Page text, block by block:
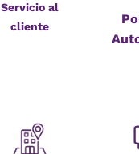
Servicio al
cliente